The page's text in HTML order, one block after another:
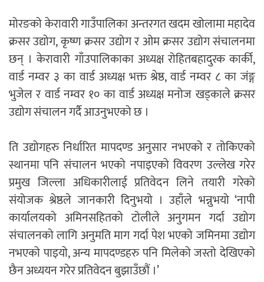
मोरङको केरावारी गाउँपालिका अन्तरगत खदम खोलामा महादेव
क्रसर उद्योग, कृष्ण क्रसर उद्योग र ओम क्रसर उद्योग संचालनमा
छन् । केरावारी गाँउपालिकाका अध्यक्ष रोहितबहादुरक कार्की,
वार्ड नम्वर ३ का वार्ड अध्यक्ष भक्त श्रेष्ठ, वार्ड नम्वर ८ का जंङ्ग
भुजेल र वार्ड नम्वर १० का वार्ड अध्यक्ष मनोज खड्काले क्रसर
उद्योग संचालन गर्दै आउनुभएको छ ।
ति उद्योगहरु निर्धारित मापदण्ड अनुसार नभएको र तोकिएको
स्थानमा पनि संचालन भएको नपाइएको विवरण उल्लेख गरेर
प्रमुख जिल्ला अधिकारीलाई प्रतिवेदन लिने तयारी गरेको
संयोजक श्रेष्ठले जानकारी दिनुभयो । उहाँले भन्नुभयो ‘नापी
कार्यालयको अमिनसहितको टोलीले अनुगमन गर्दा उद्योग
संचालनको लागि अनुमति माग गर्दा पेश भएको जमिनमा उद्योग
नभएको पाइयो, अन्य मापदण्डहरु पनि मिलेको जस्तो देखिएको
छैन अध्ययन गरेर प्रतिवेदन बुझाउँछौं ।’